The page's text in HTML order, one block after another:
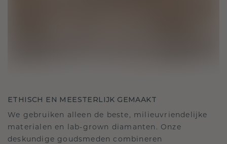
ETHISCH EN MEESTERLIJK GEMAAKT
We gebruiken alleen de beste, milieuvriendelijke
materialen en lab-grown diamanten. Onze
deskundige goudsmeden combineren